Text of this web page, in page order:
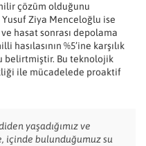
çözüm olduğunu
Yusuf Ziya Menceloğlu ise
hasat sonrası depolama
hasılasının %5’ine karşılık
belirtmiştir. Bu teknolojik
ile mücadelede proaktif
yaşadığımız ve
içinde bulunduğumuz su